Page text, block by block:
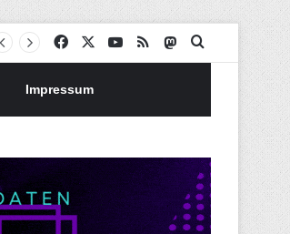
Facebook YouTube
RSS MastodonSuchen nach
Impressum